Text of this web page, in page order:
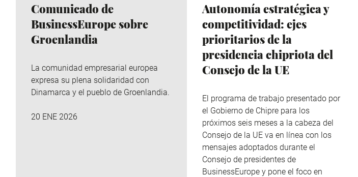
Comunicado de
BusinessEurope sobre
Groenlandia
La comunidad empresarial europea
expresa su plena solidaridad con
Dinamarca y el pueblo de Groenlandia.
20 ENE 2026
Autonomía estratégica y
competitividad: ejes
prioritarios de la
presidencia chipriota del
Consejo de la UE
El programa de trabajo presentado por
el Gobierno de Chipre para los
próximos seis meses a la cabeza del
Consejo de la UE va en línea con los
mensajes adoptados durante el
Consejo de presidentes de
BusinessEurope y pone el foco en